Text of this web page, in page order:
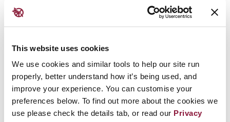
This website uses cookies
We use cookies and similar tools to help our site run
properly, better understand how it’s being used, and
improve your experience. You can customise your
preferences below. To find out more about the cookies we
use please check the details tab, or read our Privacy
millones.
El Comité Internacional de la Cruz Roja
descrito las armas nucleares como «únicas por
su poder destructivo, por el sufrimiento
humano indescriptible que provocan… y por la
amenaza que suponen para el medio